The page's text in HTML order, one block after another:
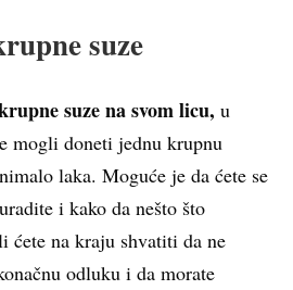
suze
suze na svom licu, u
mogli doneti jednu krupnu
laka. Moguće je da ćete se
i kako da nešto što
ćete na kraju shvatiti da ne
odluku i da morate